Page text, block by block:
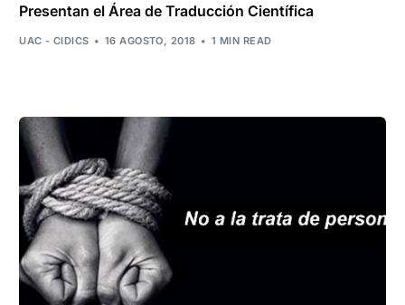
Presentan el Área de Traducción Científica
UAC - CIDICS 16 AGOSTO, 2018 1 MIN READ